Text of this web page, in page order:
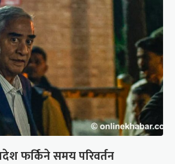
फर्किने समय परिवर्तन